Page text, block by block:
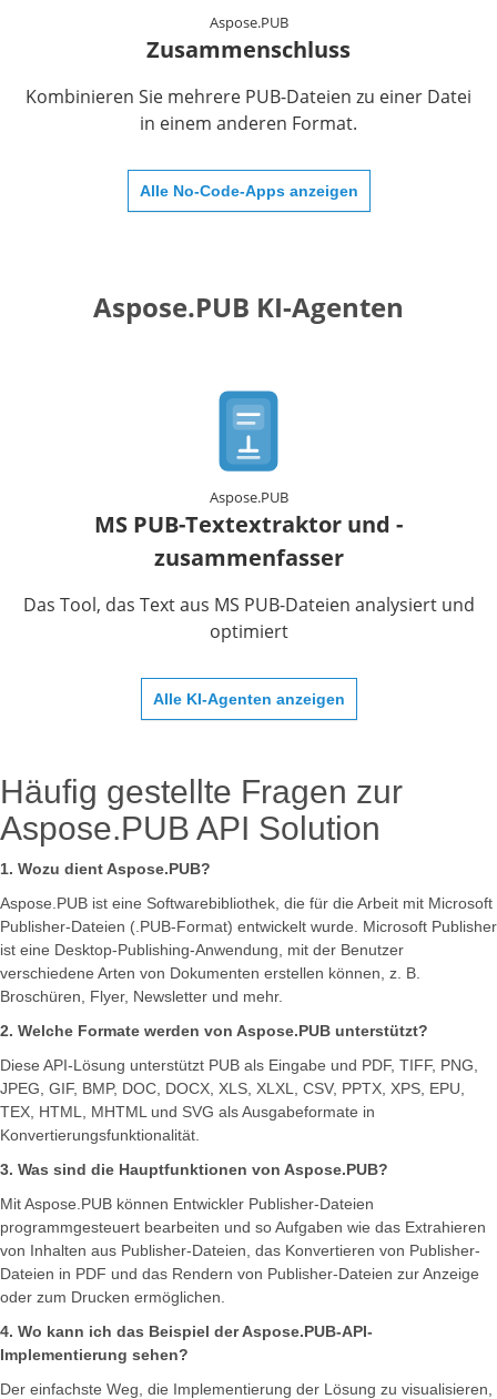
Aspose.PUB
Zusammenschluss
Kombinieren Sie mehrere PUB-Dateien zu einer Datei
in einem anderen Format.
Alle No-Code-Apps anzeigen
Aspose.PUB KI-Agenten
Aspose.PUB
MS PUB-Textextraktor und -
zusammenfasser
Das Tool, das Text aus MS PUB-Dateien analysiert und
optimiert
Alle KI-Agenten anzeigen
Häufig gestellte Fragen zur
Aspose.PUB API Solution
1. Wozu dient Aspose.PUB?
Aspose.PUB ist eine Softwarebibliothek, die für die Arbeit mit Microsoft
Publisher-Dateien (.PUB-Format) entwickelt wurde. Microsoft Publisher
ist eine Desktop-Publishing-Anwendung, mit der Benutzer
verschiedene Arten von Dokumenten erstellen können, z. B.
Broschüren, Flyer, Newsletter und mehr.
2. Welche Formate werden von Aspose.PUB unterstützt?
Diese API-Lösung unterstützt PUB als Eingabe und PDF, TIFF, PNG,
JPEG, GIF, BMP, DOC, DOCX, XLS, XLXL, CSV, PPTX, XPS, EPU,
TEX, HTML, MHTML und SVG als Ausgabeformate in
Konvertierungsfunktionalität.
3. Was sind die Hauptfunktionen von Aspose.PUB?
Mit Aspose.PUB können Entwickler Publisher-Dateien
programmgesteuert bearbeiten und so Aufgaben wie das Extrahieren
von Inhalten aus Publisher-Dateien, das Konvertieren von Publisher-
Dateien in PDF und das Rendern von Publisher-Dateien zur Anzeige
oder zum Drucken ermöglichen.
4. Wo kann ich das Beispiel der Aspose.PUB-API-
Implementierung sehen?
Der einfachste Weg, die Implementierung der Lösung zu visualisieren,